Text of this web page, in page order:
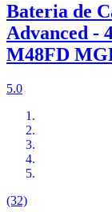
Bateria de
Advanced -
M48FD
5.0
(32)